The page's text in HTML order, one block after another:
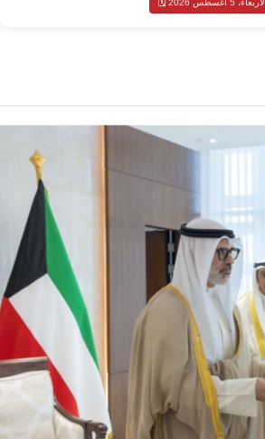
الأربعاء، 5 أغسطس 2026 🗓️